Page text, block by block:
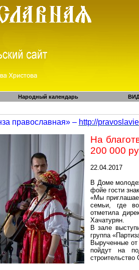
Народный календарь
православная» – http://
На
200 000
22.04.2017
В Доме
фойе гости
«Мы
семьи, где
отметила
Хачатурян.
В зале
группа
Вырученные от
пойдут на
строительство